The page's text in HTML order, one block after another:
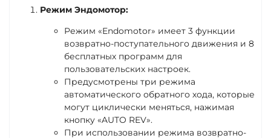
Режим Эндомотор:
Режим «Endomotor» имеет 3 функции
возвратно-поступательного движения и 8
бесплатных программ для
пользовательских настроек.
Предусмотрены три режима
автоматического обратного хода, которые
могут циклически меняться, нажимая
кнопку «AUTO REV».
При использовании режима возвратно-